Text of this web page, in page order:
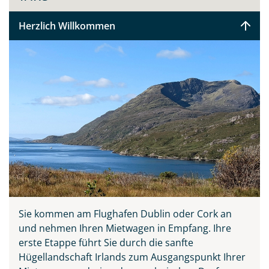
Teile diese Reise
Herzlich Willkommen
Sie kommen am Flughafen Dublin oder Cork an
und nehmen Ihren Mietwagen in Empfang. Ihre
erste Etappe führt Sie durch die sanfte
Hügellandschaft Irlands zum Ausgangspunkt Ihrer